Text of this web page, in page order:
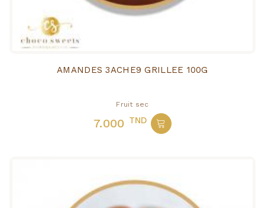
AMANDES 3ACHE9 GRILLEE 100G
Fruit sec
7.000 TND